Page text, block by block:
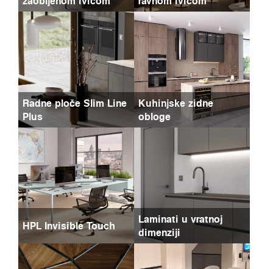
Radne ploče Slim Line
Plus
Kuhinjske zidne
obloge
HPL Invisible Touch
Laminati u vratnoj
dimenziji